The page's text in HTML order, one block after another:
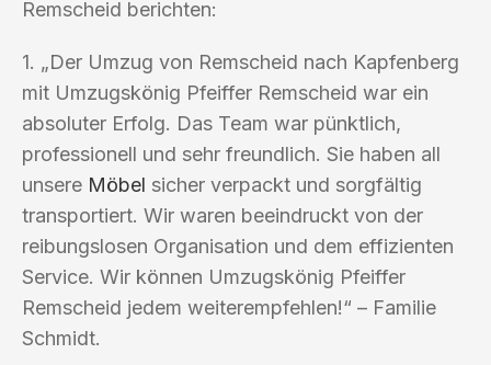
Remscheid berichten:
1. „Der Umzug von Remscheid nach Kapfenberg
mit Umzugskönig Pfeiffer Remscheid war ein
absoluter Erfolg. Das Team war pünktlich,
professionell und sehr freundlich. Sie haben all
unsere Möbel sicher verpackt und sorgfältig
transportiert. Wir waren beeindruckt von der
reibungslosen Organisation und dem effizienten
Service. Wir können Umzugskönig Pfeiffer
Remscheid jedem weiterempfehlen!“ – Familie
Schmidt.